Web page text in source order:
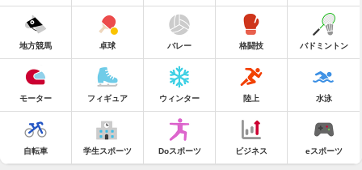
地方競馬 卓球 バレー 格闘技 バドミントン
モーター フィギュア ウィンター 陸上 水泳
自転車 学生スポーツ Doスポーツ ビジネス eスポーツ